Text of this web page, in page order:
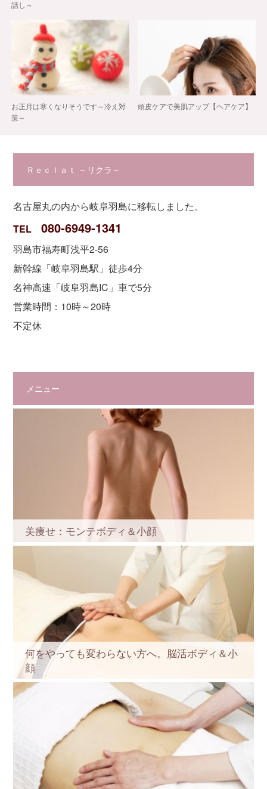
話し～
お正月は寒くなりそうです～冷え対
策～
頭皮ケアで美肌アップ【ヘアケア】
Ｒｅｃｌａｔ ～リクラ～
名古屋丸の内から岐阜羽島に移転しました。
TEL
080-6949-1341
羽島市福寿町浅平2-56
新幹線「岐阜羽島駅」徒歩4分
名神高速「岐阜羽島IC」車で5分
営業時間：10時～20時
不定休
メニュー
美痩せ：モンテボディ＆小顔
何をやっても変わらない方へ。脳活ボディ＆小
顔